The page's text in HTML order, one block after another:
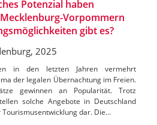
Potenzial haben
Vorpommern
gibt es?
2025
in den letzten Jahren vermehrt
der legalen Übernachtung im Freien.
gewinnen an Popularität. Trotz
solche Angebote in Deutschland
dar. Die…